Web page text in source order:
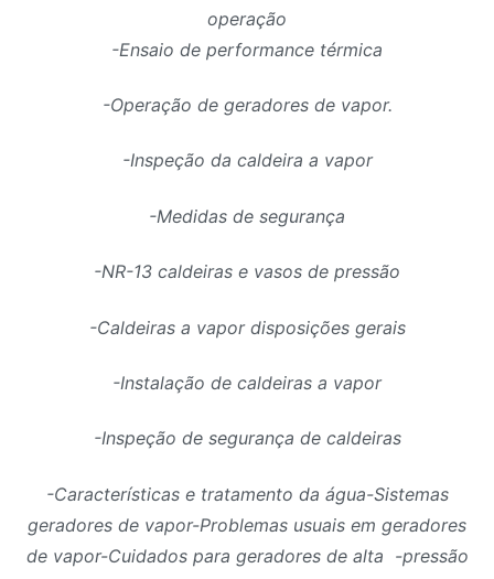
operação
-Ensaio de performance térmica
-Operação de geradores de vapor.
-Inspeção da caldeira a vapor
-Medidas de segurança
-NR-13 caldeiras e vasos de pressão
-Caldeiras a vapor disposições gerais
-Instalação de caldeiras a vapor
-Inspeção de segurança de caldeiras
-Características e tratamento da água-Sistemas
geradores de vapor-Problemas usuais em geradores
de vapor-Cuidados para geradores de alta -pressão